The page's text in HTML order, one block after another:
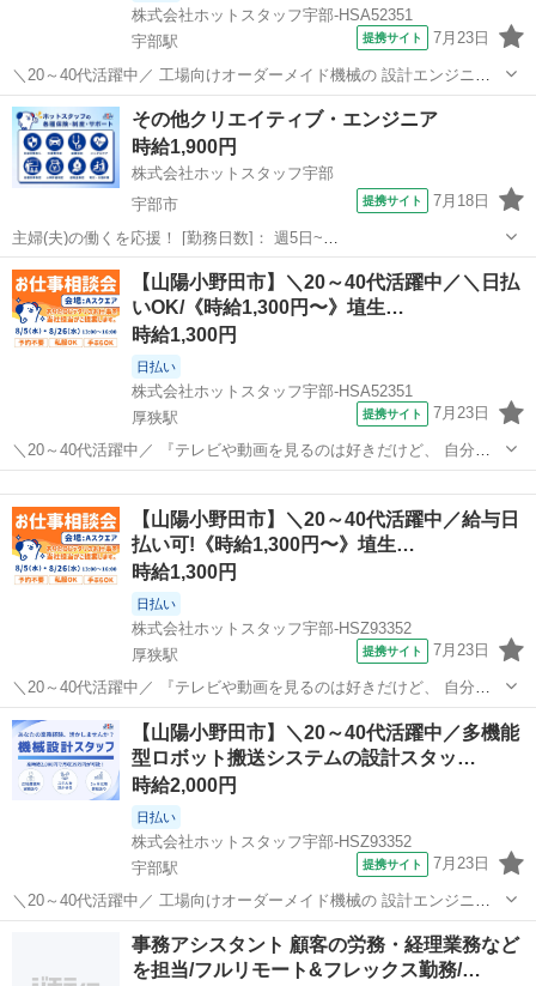
株式会社ホットスタッフ宇部-HSA52351
宇部駅
提携サイト 7月23日
＼20～40代活躍中／ 工場向けオーダーメイド機械の 設計エンジニア
募集◎ ・少人数の洗練された快適オフィス ・土日祝休み、長期休暇あ
り ・派遣先で正社員登用実績あり 『自分のスキルに見合った対価が得
られていない』 『もっ...
山口 山陽小野田市 宇部駅 その他
その他クリエイティブ・エンジニア
時給1,900円
株式会社ホットスタッフ宇部
宇部市
提携サイト 7月18日
主婦(夫)の働くを応援！ [勤務日数]： 週5日~
08:00~17:00/08:30~17:30/09:00~18:00 [勤務地・最寄駅]： 山口県宇部
市相生町 株式会社ホットスタッフ宇部 宇部新川駅自動車3分 ...
山口 宇部市 その他
【山陽小野田市】＼20～40代活躍中／＼日払
いOK/《時給1,300円〜》埴生…
時給1,300円
日払い
株式会社ホットスタッフ宇部-HSA52351
厚狭駅
提携サイト 7月23日
＼20～40代活躍中／ 『テレビや動画を見るのは好きだけど、 自分が
制作に関わるなんて無理だ』 と思っていませんか? こちらのお仕事
は、 オートレース場内のスタジオから全国へ発信! 熱気あふれる生放
送の舞台裏★ 実はこの...【山陽小野田市】＼20～40代活躍中／給与日
払い可!《時給1,300円〜》埴生…
時給1,300円
日払い
株式会社ホットスタッフ宇部-HSZ93352
厚狭駅
提携サイト 7月23日
＼20～40代活躍中／ 『テレビや動画を見るのは好きだけど、 自分が
制作に関わるなんて無理だ』 と思っていませんか? こちらのお仕事
は、 オートレース場内のスタジオから全国へ発信! 熱気あふれる生放
送の舞台裏★ 実はこの...
山口 山陽小野田市 厚狭駅
【山陽小野田市】＼20～40代活躍中／多機能
型ロボット搬送システムの設計スタッ…
時給2,000円
日払い
株式会社ホットスタッフ宇部-HSZ93352
宇部駅
提携サイト 7月23日
＼20～40代活躍中／ 工場向けオーダーメイド機械の 設計エンジニア
募集◎ ・少人数の洗練された快適オフィス ・土日祝休み、長期休暇あ
り ・派遣先で正社員登用実績あり 『自分のスキルに見合った対価が得
られていない』 『もっ...
山陽小野田市 宇部駅 その他
事務アシスタント 顧客の労務・経理業務など
を担当/フルリモート&フレックス勤務/…